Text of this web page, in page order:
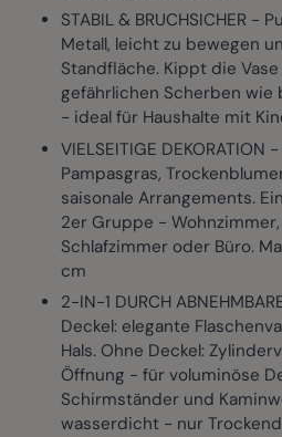
STABIL & BRUCHSICHER -
Metall, leicht zu bewegen
Standfläche. Kippt die
gefährlichen Scherben wie
- ideal für Haushalte mit
VIELSEITIGE DEKORATION
Pampasgras,
saisonale Arrangements.
2er Gruppe - Wohnzimmer,
Schlafzimmer oder Büro.
cm
2-IN-1 DURCH
Deckel: elegante
Hals. Ohne Deckel:
Öffnung - für voluminöse
Schirmständer und
wasserdicht - nur